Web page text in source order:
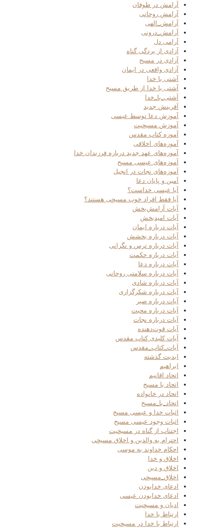
آرامش در طوفان
آرامش روحانی
آرامش_الهی
آرامش_درونی
آرامی دل
آزادی از بردگی گناه
آزادی در مسیح
آزادی واقعی در ایمان
آشتی با خدا
آشتی با خدا از طریق مسیح
آشتی_با_خدا
آفرینش جدید
آموزش دعا توسط عیسی
آموزش مسیحیت
آموزه کتاب مقدس
آموزه‌های اخلاقی
آموزه‌های عهد جدید درباره فرزندان خدا
آموزه‌های عیسی مسیح
آموزه‌های نجات در انجیل
آمین و پایان دعا
آیا عیسی خداست؟
آیا فقط افراد خوب مسیحی هستند؟
آیات آرامش‌بخش
آیات امیدبخش
آیات درباره ایمان
آیات درباره بخشش
آیات درباره ترس و نگرانی
آیات درباره حکمت
آیات درباره دعا
آیات درباره سلامتی روحانی
آیات درباره شادی
آیات درباره شکرگزاری
آیات درباره صبر
آیات درباره محبت
آیات درباره نجات
آیات قوت‌دهنده
آیات کلیدی کتاب مقدس
آیات_کتاب_مقدس
ابدیت گذشته
ابراهیم
اتحاد اقانیم
اتحاد با مسیح
اتحاد در خانواده
اتحاد_با_مسیح
اثبات خدا و عیسی مسیح
اثبات وجود عیسی مسیح
اجتناب از گناه در مسیحیت
احترام به والدین و اخلاق مسیحی
احکام خداوند به موسی
اخلاق و خدا
اخلاق و دین
اخلاق_مسیحی
ادعای خدابودن
ادعای خدابودن عیسی
ادیان و مسیحیت
ارتباط با خدا
ارتباط با خدا در مسیحیت